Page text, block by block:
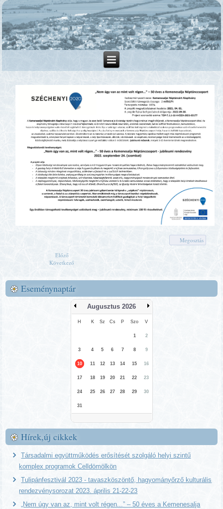
Megosztás
Előző
Következő
Eseménynaptár
Augusztus 2026
H K Sz Cs P Szo V
1 2
3 4 5 6 7 8 9
10 11 12 13 14 15 16
17 18 19 20 21 22 23
24 25 26 27 28 29 30
31
Hírek,új cikkek
Társadalmi együttműködés erősítését szolgáló helyi szintű
komplex programok Celldömölkön
Tulipánfesztivál 2023 - tavaszköszöntő, hagyományőrző kulturális
rendezvénysorozat 2023. április 21-22-23
„Nem úgy van az, mint volt régen...” – 50 éves a Kemenesalja